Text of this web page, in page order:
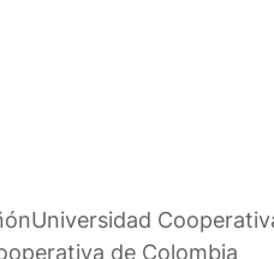
Universidad
de Colombia